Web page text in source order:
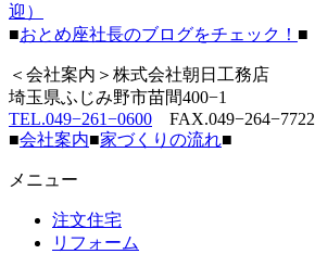
迎）
■おとめ座社長のブログをチェック！ ■
＜会社案内＞株式会社朝日工務店
埼玉県ふじみ野市苗間400−1
TEL.049−261−0600 FAX.049−264−7722
■会社案内■家づくりの流れ■
メニュー
注文住宅
リフォーム